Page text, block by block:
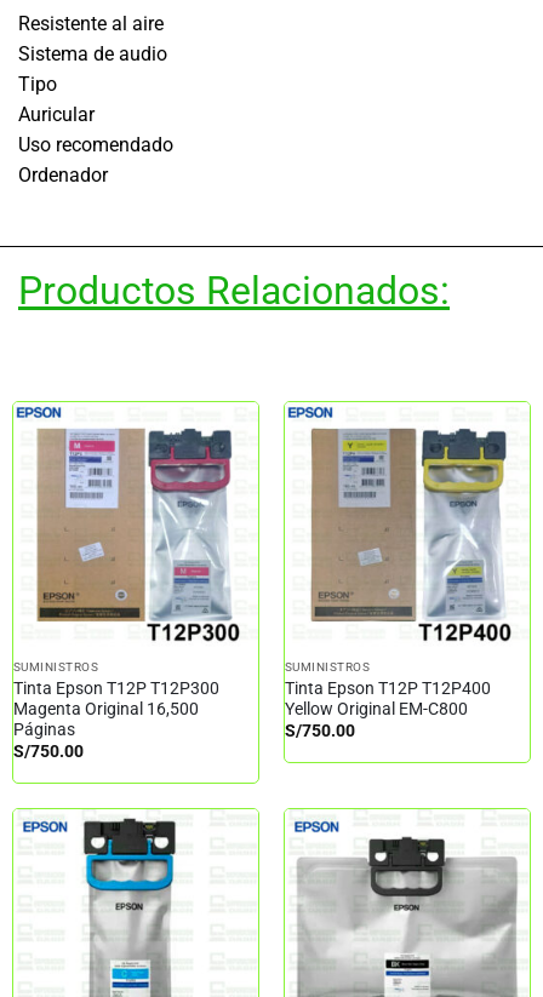
Resistente al aire
Sistema de audio
Tipo
Auricular
Uso recomendado
Ordenador
Productos Relacionados:
SUMINISTROS
Tinta Epson T12P T12P300
Magenta Original 16,500
Páginas
S/750.00
SUMINISTROS
Tinta Epson T12P T12P400
Yellow Original EM-C800
S/750.00